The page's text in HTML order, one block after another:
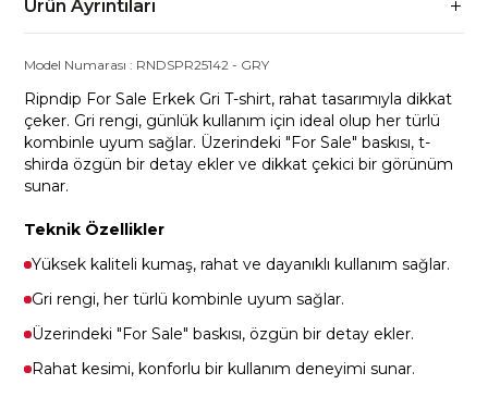
Ürün Ayrıntıları
Model Numarası : RNDSPR25142 - GRY
Ripndip For Sale Erkek Gri T-shirt, rahat tasarımıyla dikkat
çeker. Gri rengi, günlük kullanım için ideal olup her türlü
kombinle uyum sağlar. Üzerindeki "For Sale" baskısı, t-
shirda özgün bir detay ekler ve dikkat çekici bir görünüm
sunar.
Teknik Özellikler
Yüksek kaliteli kumaş, rahat ve dayanıklı kullanım sağlar.
Gri rengi, her türlü kombinle uyum sağlar.
Üzerindeki "For Sale" baskısı, özgün bir detay ekler.
Rahat kesimi, konforlu bir kullanım deneyimi sunar.